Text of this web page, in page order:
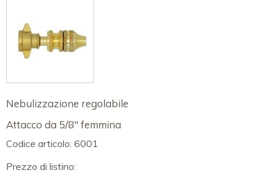
Nebulizzazione regolabile
Attacco da 5/8" femmina
Codice articolo: 6001
Prezzo di listino: